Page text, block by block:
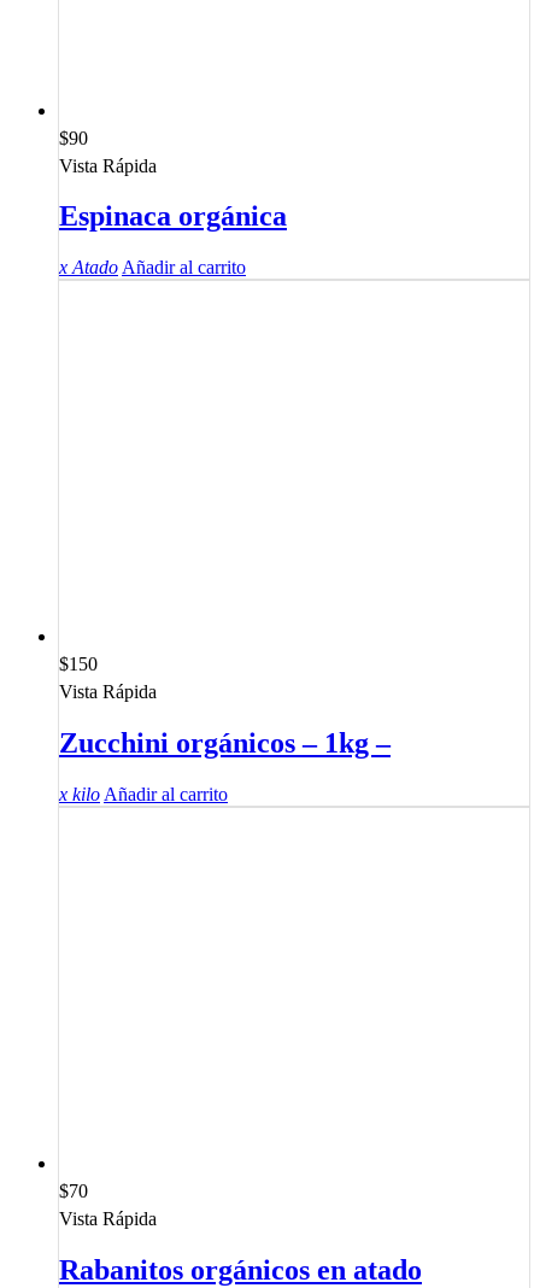
$90
Vista Rápida
Espinaca orgánica
x Atado Añadir al carrito
$150
Vista Rápida
Zucchini orgánicos – 1kg –
x kilo Añadir al carrito
$70
Vista Rápida
Rabanitos orgánicos en atado